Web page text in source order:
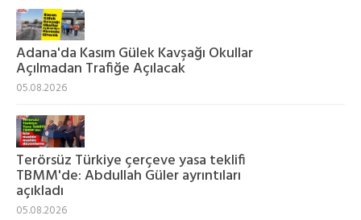
Adana'da Kasım Gülek Kavşağı Okullar
Açılmadan Trafiğe Açılacak
05.08.2026
Terörsüz Türkiye çerçeve yasa teklifi
TBMM'de: Abdullah Güler ayrıntıları
açıkladı
05.08.2026